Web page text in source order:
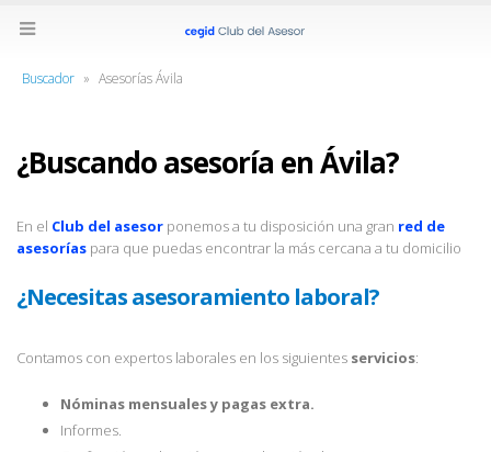
Buscador » Asesorías Ávila
¿Buscando asesoría en Ávila?
En el Club del asesor ponemos a tu disposición una gran red de
asesorías para que puedas encontrar la más cercana a tu domicilio
¿Necesitas asesoramiento laboral?
Contamos con expertos laborales en los siguientes servicios:
Nóminas mensuales y pagas extra.
Informes.